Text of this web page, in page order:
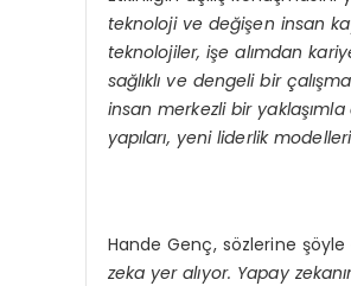
teknoloji ve değişen insan
teknolojiler, işe alımdan
sağlıklı ve dengeli bir
insan merkezli bir
yapıları, yeni liderlik
Hande Genç, sözlerine
zeka yer alıyor. Yapay